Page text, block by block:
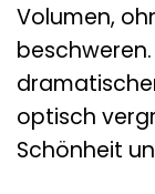
Volumen,
beschweren.
optisch
Schönheit